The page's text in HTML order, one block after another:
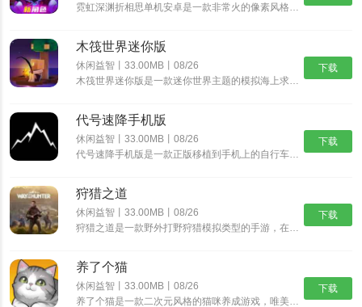
霓虹深渊折相思单机安卓是一款非常火的像素风格动作冒险游戏，经典的像素风格，制作精湛的游戏场景，搭配出色的游戏音乐，为玩家带来身临其境的动作冒险体验，丰富精彩的游戏剧情，多样化的挑战任务，沉浸式体验......
下载
木筏世界迷你版
休闲益智丨33.00MB丨08/26
木筏世界迷你版是一款迷你世界主题的模拟海上求生游戏，在木筏世界迷你版中可以从一块小木筏开始，收集资源，探索岛屿，发现大陆，结识伙伴，开启更精彩的迷你冒险之旅。沉浸式的探索玩法，带给你新鲜互动乐趣。......
下载
代号速降手机版
休闲益智丨33.00MB丨08/26
代号速降手机版是一款正版移植到手机上的自行车骑行速降游戏。在这个游戏中，你将扮演一名自行车手，驾驶着自行车在险峻的山路上飞驰，挑战速降极限。游戏采用逼真的3D画面和流畅的操作，让你体验真实的自行车......
下载
狩猎之道
休闲益智丨33.00MB丨08/26
狩猎之道是一款野外打野狩猎模拟类型的手游，在狩猎之道中你将会进入到一片真实的树林野外开始属于你的狩猎之旅，游戏中有很多好玩的模式以及各种猛兽等你进行挑战。你需要根据不同猎物的习性来打造各种不同的陷......
下载
养了个猫
休闲益智丨33.00MB丨08/26
养了个猫是一款二次元风格的猫咪养成游戏，唯美治愈系的二次元画风，搭配随性自由的萌宠养成玩法，与各种各样的可爱猫咪欢乐互动，解锁各种精彩的玩法内容，畅享舒爽无比的云养猫体验。养了个猫怎么买房子1、首......